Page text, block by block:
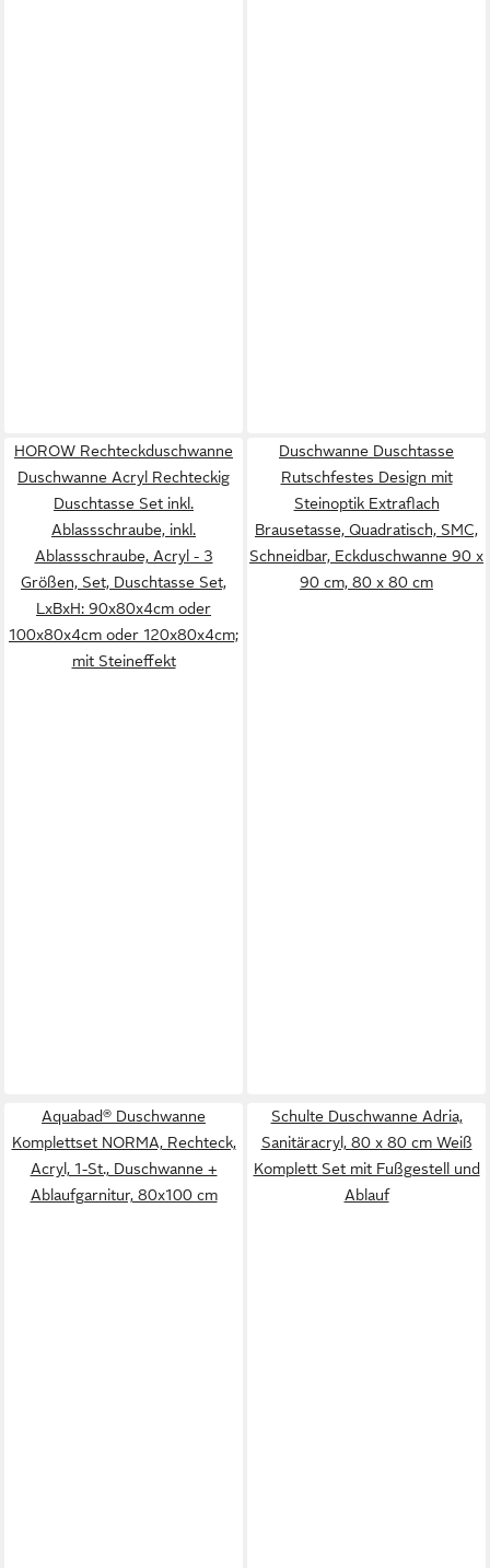
HOROW Rechteckduschwanne
Duschwanne Acryl Rechteckig
Duschtasse Set inkl.
Ablassschraube, inkl.
Ablassschraube, Acryl - 3
Größen, Set, Duschtasse Set,
LxBxH: 90x80x4cm oder
100x80x4cm oder 120x80x4cm;
mit Steineffekt
Duschwanne Duschtasse
Rutschfestes Design mit
Steinoptik Extraflach
Brausetasse, Quadratisch, SMC,
Schneidbar, Eckduschwanne 90 x
90 cm, 80 x 80 cm
Aquabad® Duschwanne
Komplettset NORMA, Rechteck,
Acryl, 1-St., Duschwanne +
Ablaufgarnitur, 80x100 cm
Schulte Duschwanne Adria,
Sanitäracryl, 80 x 80 cm Weiß
Komplett Set mit Fußgestell und
Ablauf